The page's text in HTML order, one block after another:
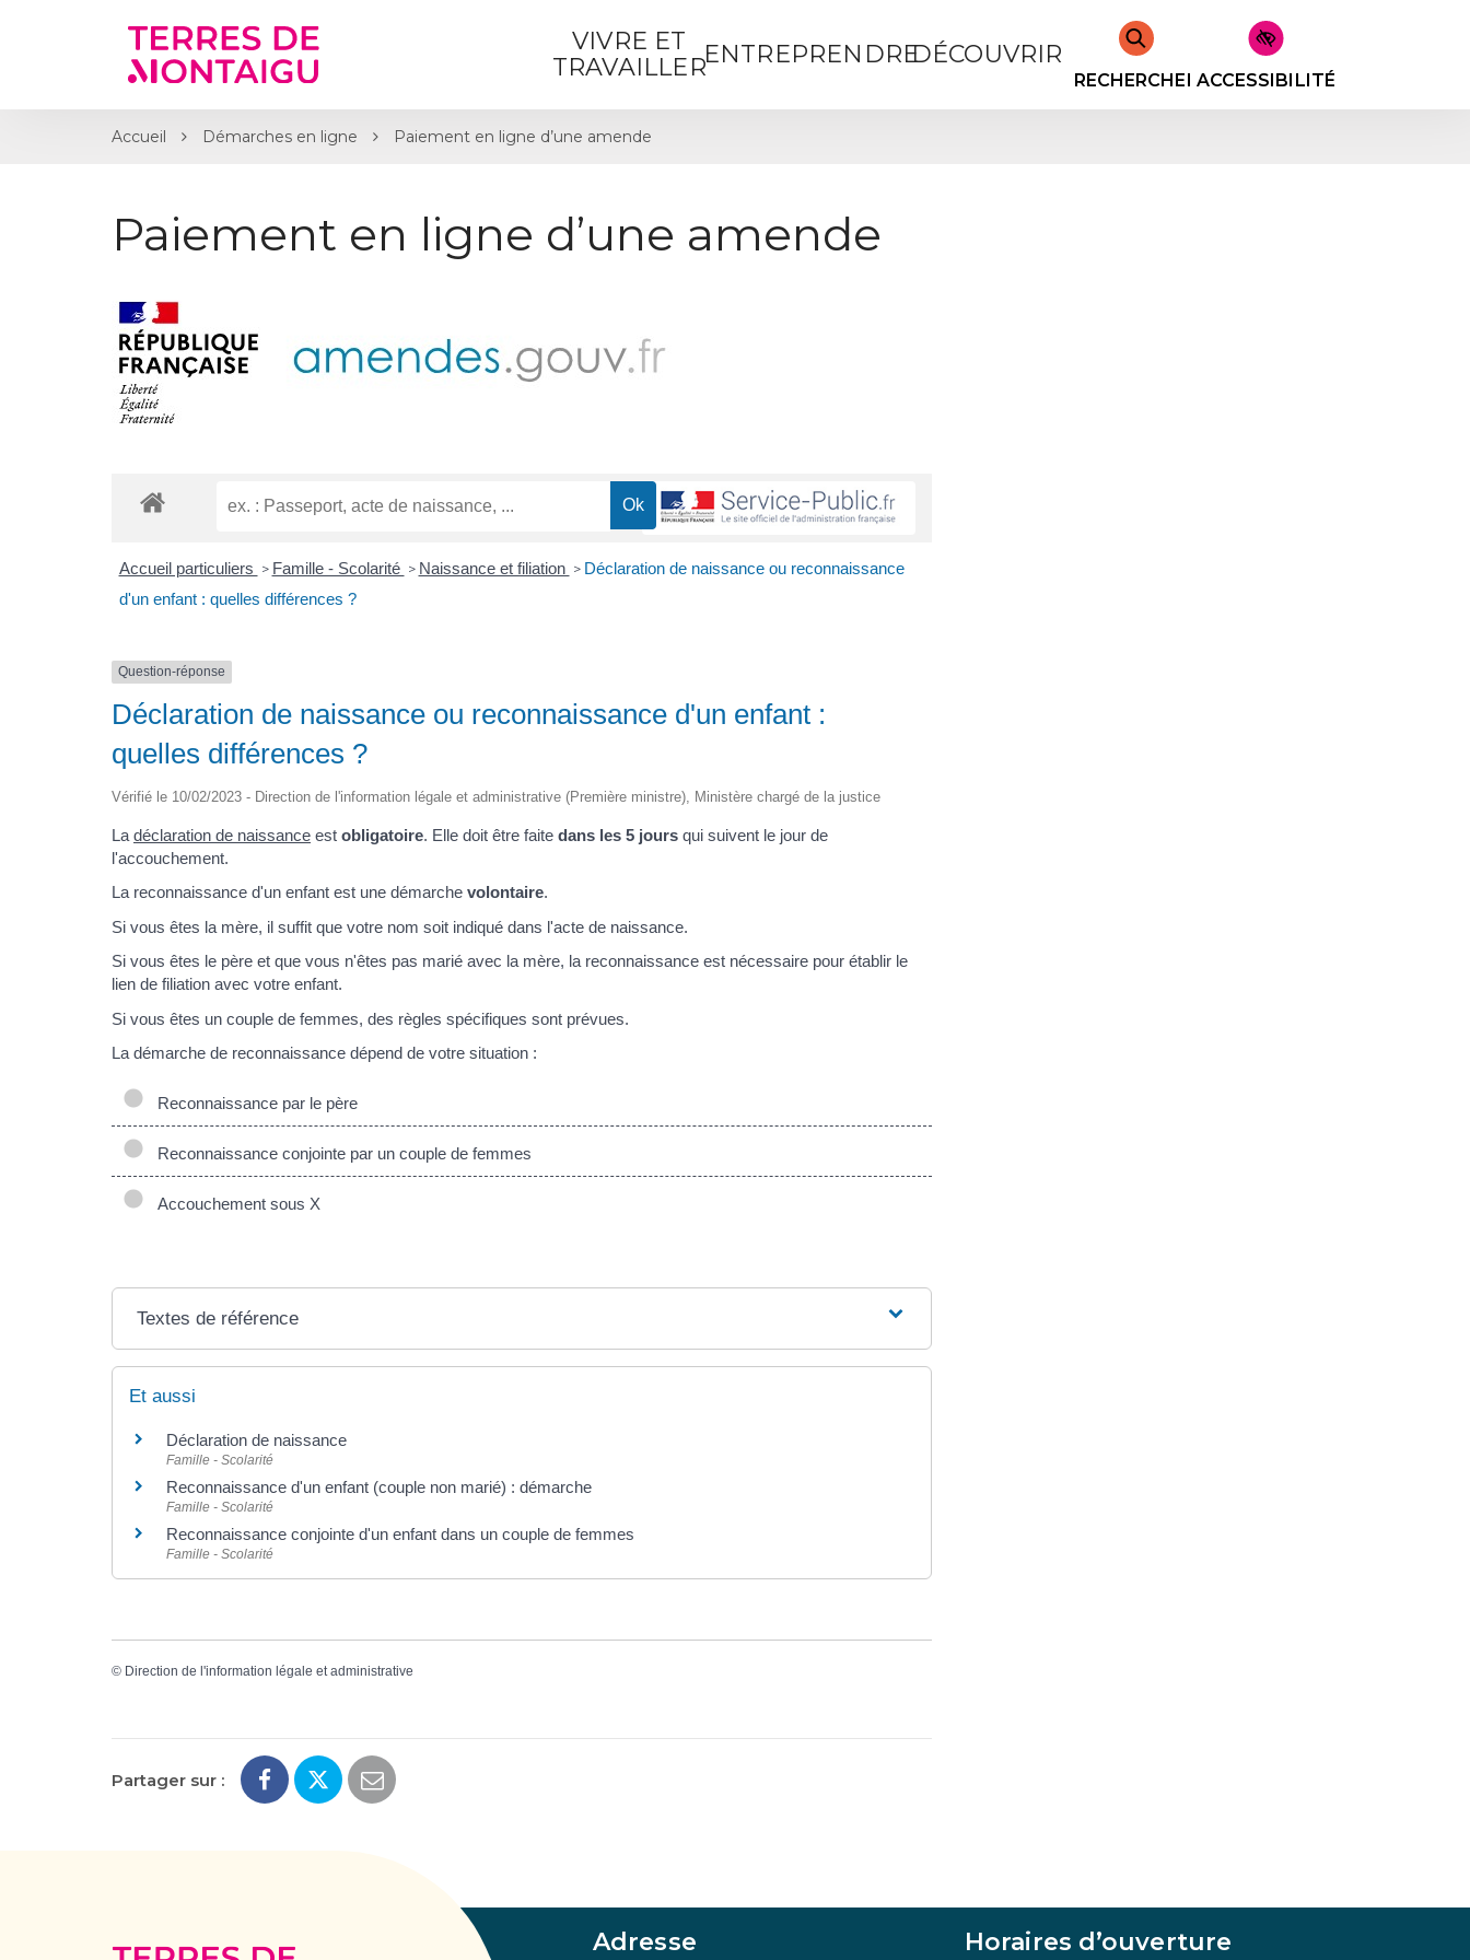
VIVRE ET
TRAVAILLERENTREPRENDREDÉCOUVRIR
RECHERCHERACCESSIBILITÉ
Accueil Démarches en ligne Paiement en ligne d’une amende
Paiement en ligne d’une amende
Accueil particuliers > Famille - Scolarité > Naissance et filiation > Déclaration de naissance ou reconnaissance
d'un enfant : quelles différences ?
Question-réponse
Déclaration de naissance ou reconnaissance d'un enfant :
quelles différences ?
Vérifié le 10/02/2023 - Direction de l'information légale et administrative (Première ministre), Ministère chargé de la justice
La déclaration de naissance est obligatoire. Elle doit être faite dans les 5 jours qui suivent le jour de
l'accouchement.
La reconnaissance d'un enfant est une démarche volontaire.
Si vous êtes la mère, il suffit que votre nom soit indiqué dans l'acte de naissance.
Si vous êtes le père et que vous n'êtes pas marié avec la mère, la reconnaissance est nécessaire pour établir le
lien de filiation avec votre enfant.
Si vous êtes un couple de femmes, des règles spécifiques sont prévues.
La démarche de reconnaissance dépend de votre situation :
Reconnaissance par le père
Reconnaissance conjointe par un couple de femmes
Accouchement sous X
Textes de référence
Et aussi
Déclaration de naissance
Famille - Scolarité
Reconnaissance d'un enfant (couple non marié) : démarche
Famille - Scolarité
Reconnaissance conjointe d'un enfant dans un couple de femmes
Famille - Scolarité
© Direction de l'information légale et administrative
Partager sur :
Adresse Horaires d’ouverture